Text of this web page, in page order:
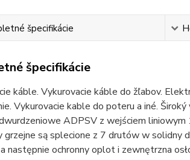
špecifikácie
špecifikácie
káble. Vykurovacie káble do žľabov.
Vykurovacie kable do poteru a iné.
ADPSV z wejściem liniowym
grzejne są splecione z 7 drutów w solidny
następnie ochronny oplot i zewnętrzna